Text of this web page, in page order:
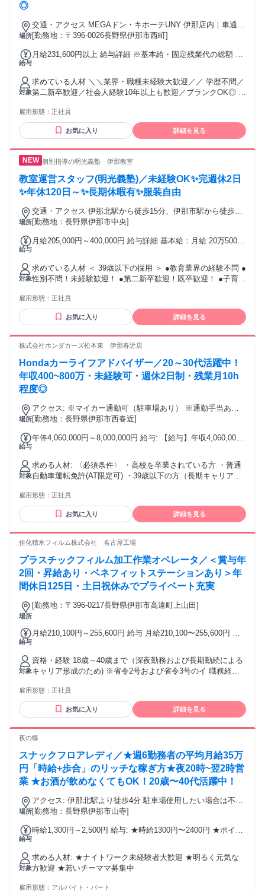
◎
場所
交通・アクセス MEGAドン・キホーテUNY 伊那店内｜車通勤
OK
[勤務地：〒396-0026長野県伊那市西町]
給与
月給231,600円以上 給与詳細 ※基本給・固定残業代の総額 基
円 〜（固定残業時間：1ヶ月あたり20時間） 固定残業時間を
超えた勤務時間については別途残業代を支給する 【一律手
当】 全員に一律で支払われる通勤・皆勤・家族手当金額：な
し 全員に一律で支払われるその他手当金額：なし
対象
求めている人材 ＼＼業界・職種未経験大歓迎／／ 学歴不問／
第二新卒歓迎／社会人経験10年以上も歓迎／ブランクOK◎ ▼
らうことが好きな方 □人とのコミュニケーションが好きな方 □
腰を据えて長く働きたい方 【活かせる経験】 ■店長経験 ■接
客・販売・営業などの経験 ※いずれも必須ではありません。
雇用形態： 正社員
お気に入り 詳細を見る
個別指導の明光義塾 伊那教室
教室運営スタッフ(明光義塾)／未経験OK✨完週休2日
✨年休120日～✨長期休暇有✨服装自由
場所
交通・アクセス 伊那北駅から徒歩15分、伊那市駅から徒歩20
分、田畑駅から自転車で12分。
[勤務地：長野県伊那市中央]
給与
月給205,000円～400,000円 給与詳細 基本給：月給 20万5000
払われる通勤・皆勤・家族手当金額：なし 全員に一律で支払
われるその他手当金額：なし ※経験や能力を考慮し決定いた
します
対象
求めている人材 ＜ 39歳以下の採用 ＞ ●教育業界の経験不問 ●
性別不問！未経験歓迎！ ●第二新卒歓迎！既卒歓迎！ ●子育て
育業界が未経験の方も歓迎 ●学歴不問、教育系の資格も不要
です ●教育に関わる仕事に興味がある方 ●人と接することが好
きな方 ●相手の気持ちに寄り添える方 ●新しいことを前向きに
￣￣￣￣￣￣￣￣ そんなことはありません！ 学歴や学力だけ
るお仕事です。 生徒がモチベーション高く 勉強に取り組める
ように あなたらしい方法でサポートしてください。
――――――――――――― こんな方に向いています
――――――――――――― ◎子どもたちの成長を支える仕
事がしたい方 ◎生徒や保護者との コミュニケーションを大切
にしたい方 ◎将来的に教室運営や教室長も目指したい方 年齢
によるキャリア形成のため））
雇用形態： 正社員
お気に入り 詳細を見る
株式会社ホンダカーズ松本東 伊那春近店
Hondaカーライフアドバイザー／20～30代活躍中！
年収400~800万・未経験可・週休2日制・残業月10h
程度◎
場所
アクセス: ※マイカー通勤可（駐車場あり） ※通勤手当あり
（上限30,000円迄）
[勤務地：長野県伊那市西春近]
給与
年俸4,060,000円～8,000,000円 給与: 【給与】年収4,060,000
します。） ・試用期間3～6ヶ月（同条件） ・昇給年1回：令
和4年11月実績 1,200円～2,400円 ・賞与年2回：前年実績 3ヶ
月（6月、12月） ・販売奨励給（30,000円～上限なし） 新車
販売、中古車販売、手数料収入の実績に応じて支給 ・住宅手
養家族 配偶者6,000円 お子様4,000円
対象
求める人材: 〈必須条件〉 ・高校を卒業されている方 ・普通
自動車運転免許(AT限定可) ・39歳以下の方（長期キャリア形
卒、新卒、第二新卒OK ＊U・Iターン歓迎 【こんな方におす
すめ】 ・車業界未経験者 ・営業未経験者 ・車が好きな方 ・
カーディーラーでの勤務経験がある方 ・安定した企業で長く
県で働きたい方 ・転職を考えている方 ハローワークでお仕事
雇用形態： 正社員
お気に入り 詳細を見る
住化積水フィルム株式会社 名古屋工場
プラスチックフィルム加工作業オペレータ／＜賞与年
2回・昇給あり・ベネフィットステーションあり＞年
間休日125日・土日祝休みでプライベート充実
場所
[勤務地：〒396-0217長野県伊那市高遠町上山田]
給与
月給210,100円～255,600円 給与 月給210,100〜255,600円 ※
＋地域住宅手当2,500円～5,000円/月 ＋交替固定手当3,600円/
月 ＋交替変動手当15,000円/月平均 ＜中途採用でもハンデな
し＞ 年齢を考慮して給与を決定します。 中途採用の方も安心
してご応募ください。 ＜昇給あり、賞与は年2回＞ 頑張りは
で、 モチベーションもバッチリ。 ＜手当＞ 夜勤時加算あり
通勤費（ガソリン代等全額）
対象
資格・経験 18歳～40歳まで（深夜勤務および長期勤続による
キャリア形成のため) ※省令2号および省令3号のイ 職務経験
雇用形態： 正社員
お気に入り 詳細を見る
夜の蝶
スナックフロアレディ／★週6勤務者の平均月給35万
円「時給+歩合」のリッチな稼ぎ方★夜20時~翌2時営
業 ★お酒が飲めなくてもOK！20歳〜40代活躍中！
場所
アクセス: 伊那北駅より徒歩4分 駐車場使用したい場合は不動
産屋さんから近場をお借り致します
[勤務地：長野県伊那市山寺]
給与
時給1,300円～2,500円 給与: ★時給1300円〜2400円 ★ポイン
ンパン20% 1000円〜30000円 ★週6レギュラー勤務 日給平均
14000円 月給平均35万円 8月給料44万いました ★金土勤務の
み 平均9万円 お給料は月一手渡しになります
対象
求める人材: ★ナイトワーク未経験者大歓迎 ★明るく元気な
方歓迎 ★若いチーママ募集中
雇用形態： アルバイト・パート